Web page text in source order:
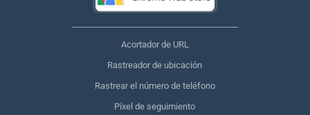
Acortador de URL
Rastreador de ubicación
Rastrear el número de teléfono
Píxel de seguimiento